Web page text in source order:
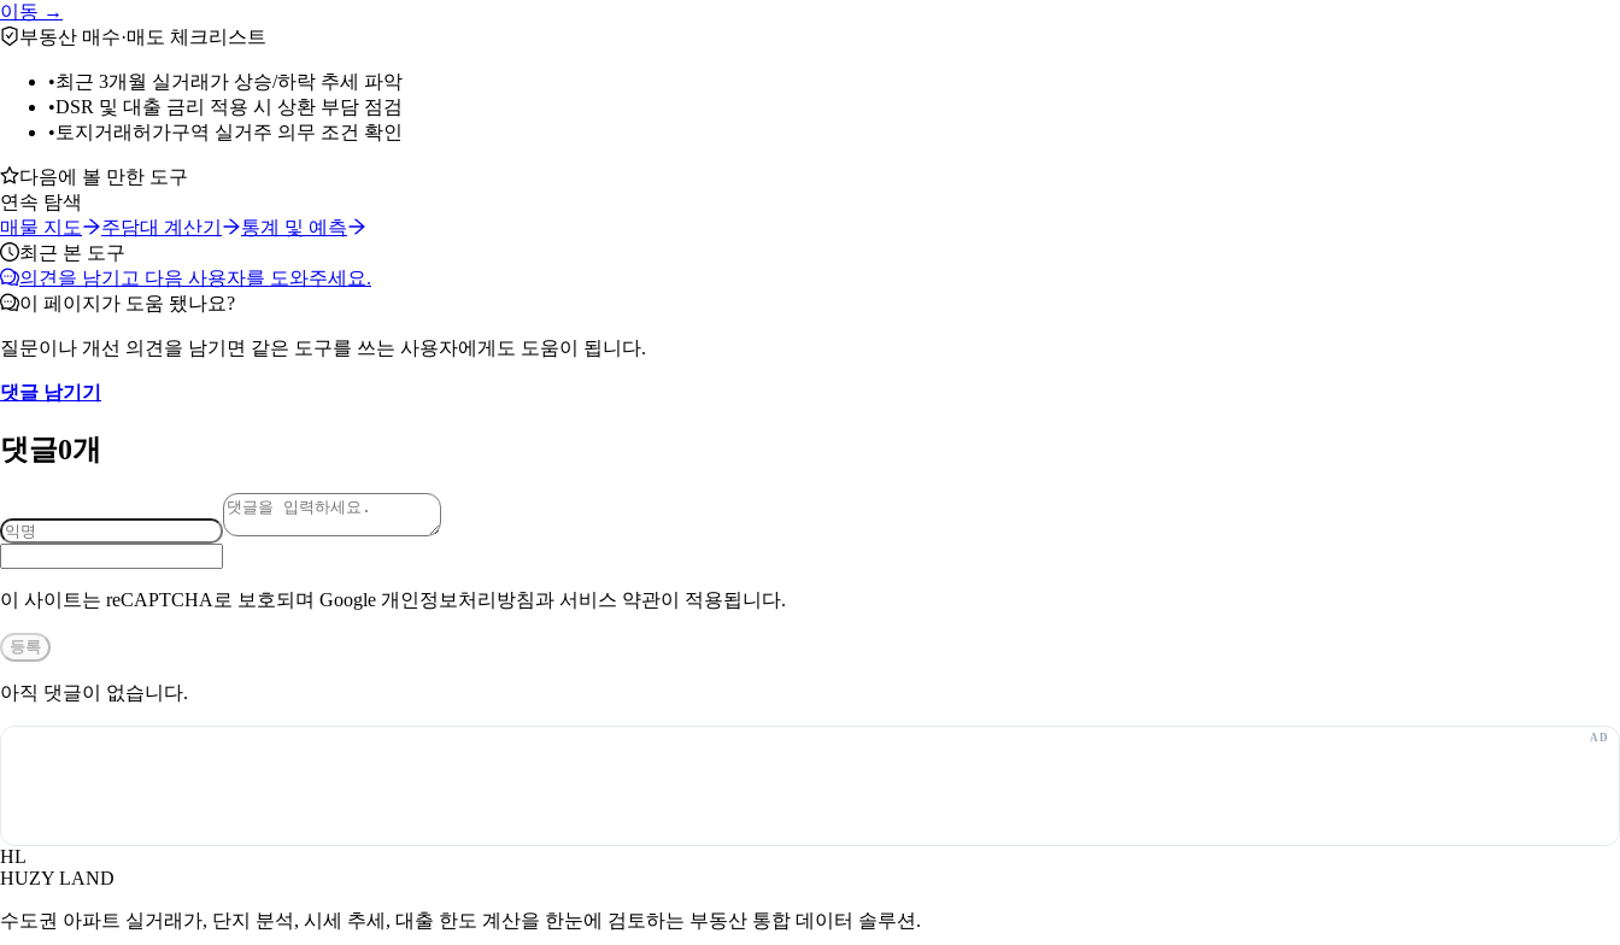
이동 →
부동산 매수·매도 체크리스트
•최근 3개월 실거래가 상승/하락 추세 파악
•DSR 및 대출 금리 적용 시 상환 부담 점검
• 토지거래허가구역 실거주 의무 조건 확인
다음에 볼 만한 도구
연속 탐색
매물 지도
주담대 계산기
통계 및 예측
최근 본 도구
의견을 남기고 다음 사용자를 도와주세요.
이 페이지가 도움 됐나요?
질문이나 개선 의견을 남기면 같은 도구를 쓰는 사용자에게도 도움이 됩니다.
댓글 남기기
댓글0개
이 사이트는 reCAPTCHA로 보호되며 Google 개인정보처리방침과 서비스 약관이 적용됩니다.
등록
아직 댓글이 없습니다.
HL
HUZY LAND
수도권 아파트 실거래가, 단지 분석, 시세 추세, 대출 한도 계산을 한눈에 검토하는 부동산 통합 데이터 솔루션.